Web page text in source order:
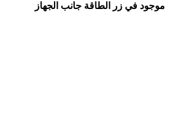
موجود في زر الطاقة جانب الجهاز